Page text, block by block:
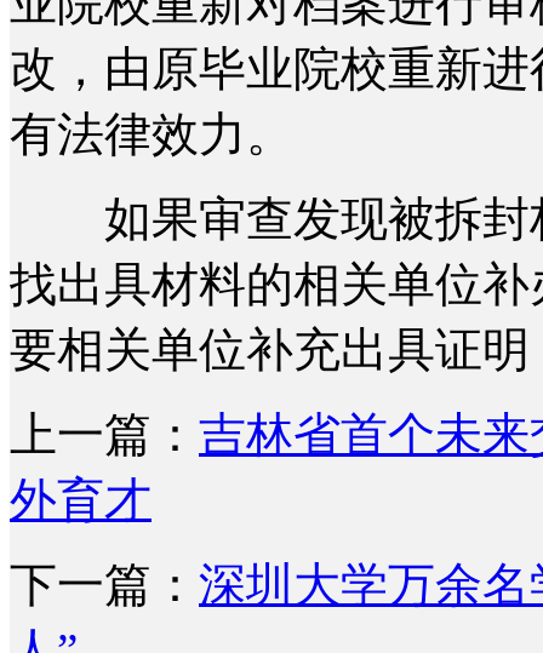
改，由原毕业院校重新
有法律效力。
如果审查发现被拆封
找出具材料的相关单位
要相关单位补充出具证
上一篇： 吉林省首个未
外育才
下一篇： 深圳大学万余